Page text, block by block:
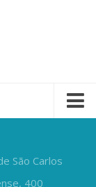
São Carlos
400